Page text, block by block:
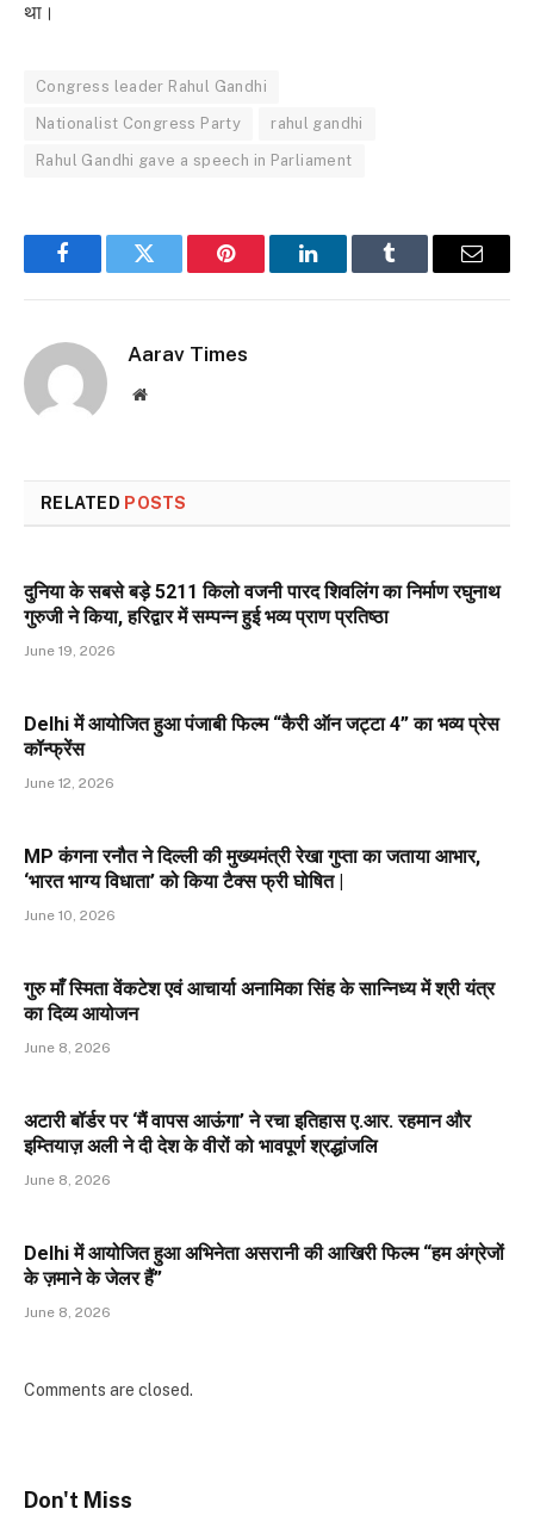
था।
Congress leader Rahul Gandhi
Nationalist Congress Party rahul gandhi
Rahul Gandhi gave a speech in Parliament
FacebookTwitter Pinterest LinkedInTumblr Email
Aarav Times
Website
RELATED POSTS
दुनिया के सबसे बड़े 5211 किलो वजनी पारद शिवलिंग का निर्माण रघुनाथ
गुरुजी ने किया, हरिद्वार में सम्पन्न हुई भव्य प्राण प्रतिष्ठा
June 19, 2026
Delhi में आयोजित हुआ पंजाबी फिल्म “कैरी ऑन जट्टा 4” का भव्य प्रेस
कॉन्फ्रेंस
June 12, 2026
MP कंगना रनौत ने दिल्ली की मुख्यमंत्री रेखा गुप्ता का जताया आभार,
‘भारत भाग्य विधाता’ को किया टैक्स फ्री घोषित |
June 10, 2026
गुरु माँ स्मिता वेंकटेश एवं आचार्या अनामिका सिंह के सान्निध्य में श्री यंत्र
का दिव्य आयोजन
June 8, 2026
अटारी बॉर्डर पर ‘मैं वापस आऊंगा’ ने रचा इतिहास ए.आर. रहमान और
इम्तियाज़ अली ने दी देश के वीरों को भावपूर्ण श्रद्धांजलि
June 8, 2026
Delhi में आयोजित हुआ अभिनेता असरानी की आखिरी फिल्म “हम अंग्रेजों
के ज़माने के जेलर हैं”
June 8, 2026
Comments are closed.
Don't Miss